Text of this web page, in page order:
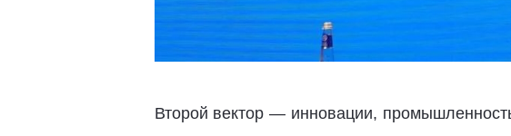
Второй вектор — инновации,